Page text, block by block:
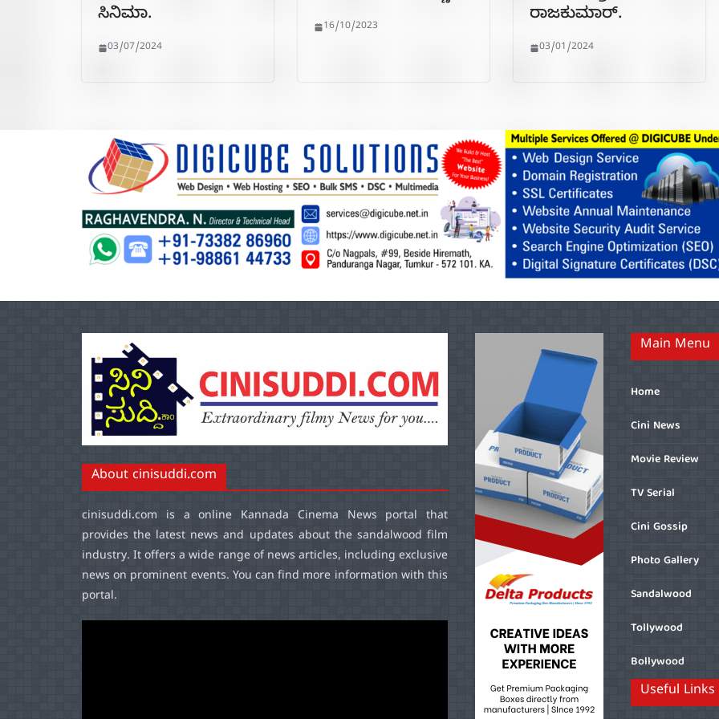
ಸಿನಿಮಾ.
03/07/2024
16/10/2023
ರಾಜಕುಮಾರ್.
03/01/2024
About cinisuddi.com
cinisuddi.com is a online Kannada Cinema News portal that
provides the latest news and updates about the sandalwood film
industry. It offers a wide range of news articles, including exclusive
news on prominent events. You can find more information with this
portal.
Main Menu
Home
Cini News
Movie Review
TV Serial
Cini Gossip
Photo Gallery
Sandalwood
Tollywood
Bollywood
Useful Links